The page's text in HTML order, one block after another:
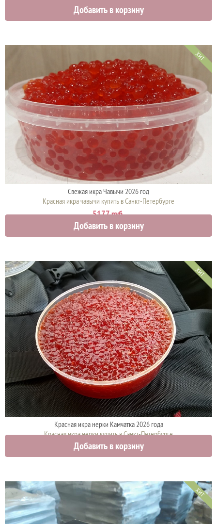
Добавить в корзину
ХИТ
Свежая икра Чавычи 2026 год
Красная икра чавычи купить в Санкт-Петербурге
5177 руб.
Добавить в корзину
ХИТ
Красная икра нерки Камчатка 2026 года
Красная икра нерки купить в Санкт-Петербурге
3750 руб.
Добавить в корзину
ХИТ